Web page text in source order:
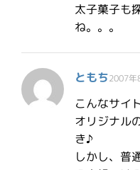
太子菓子も
ね。。。
ともち2007年
こんなサイ
オリジナル
き♪
しかし、普